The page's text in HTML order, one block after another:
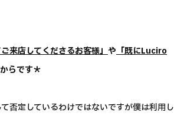
来店してくださるお客様」 や 「既にLuciro
らです＊
否定しているわけではないですが僕は利用し